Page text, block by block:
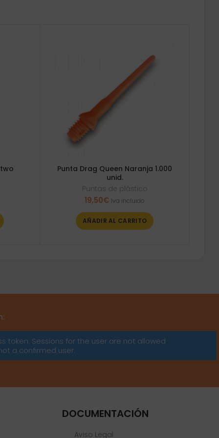
Punta Drag Queen Naranja 1.000
unid.
Puntas de plástico
19,50€ Iva incluido
AÑADIR AL CARRITO
token: Sessions for the user are not allowed
a confirmed user.
DOCUMENTACIÓN
Aviso Legal